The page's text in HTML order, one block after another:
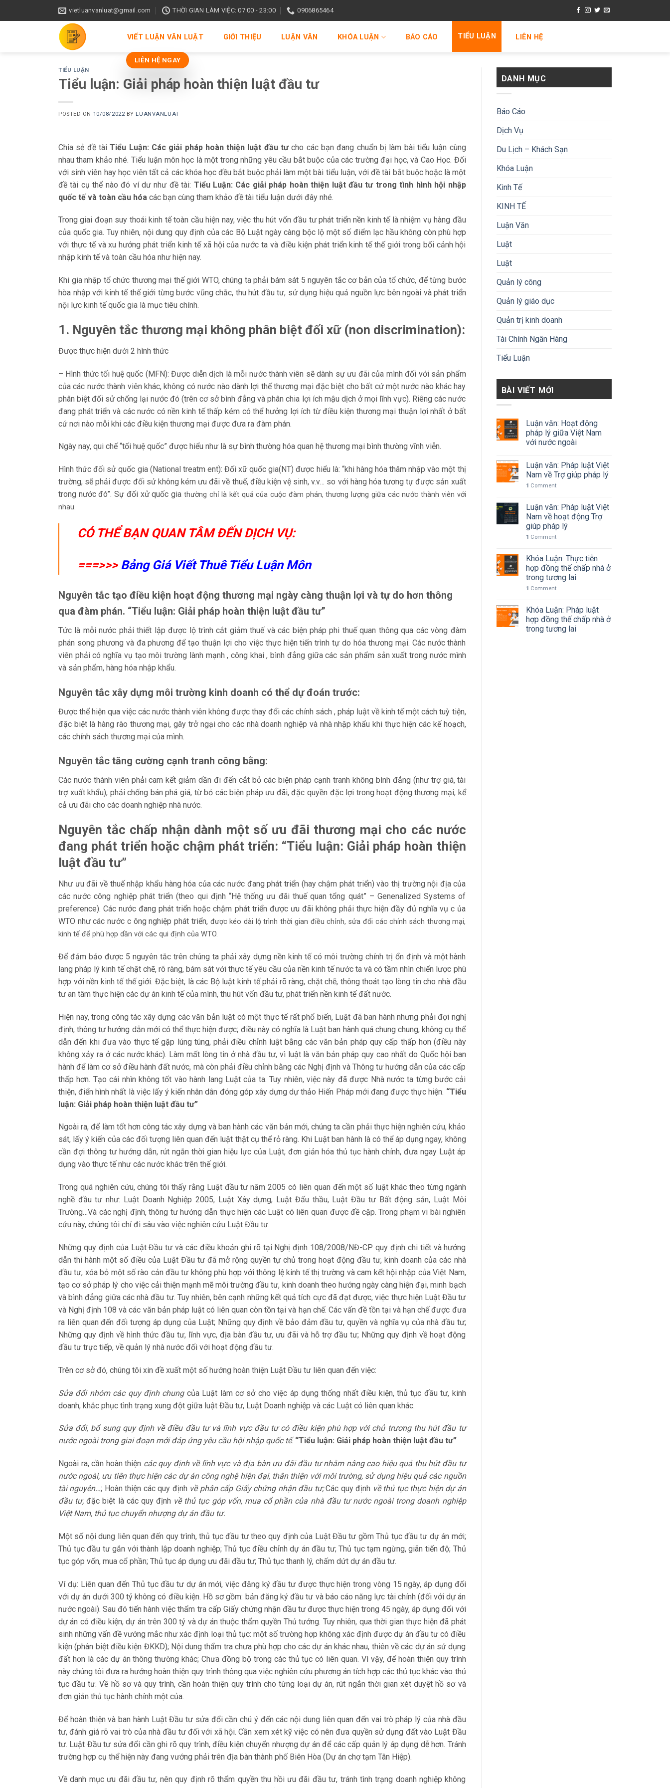
vietluanvanluat@gmail.com THỜI GIAN LÀM VIỆC: 07:00 - 23:00 0906865464
VIẾT LUẬN VĂN LUẬT GIỚI THIỆU LUẬN VĂN KHÓA LUẬN BÁO CÁO TIỂU LUẬN LIÊN HỆ
LIÊN HỆ NGAY
TIỂU LUẬN
Tiểu luận: Giải pháp hoàn thiện luật đầu tư
POSTED ON 10/08/2022 BY LUANVANLUAT
Chia sẻ đề tàiTiểu Luận: Các giải pháp hoàn thiện luật đầu tưcho các bạn đang chuẩn bị làm bài tiểu luận cùng
nhau tham khảo nhé. Tiểu luận môn học là một trong những yêu cầu bắt buộc của các trường đại học, và Cao Học. Đối
với sinh viên hay học viên tất cả các khóa học đều bắt buộc phải làm một bài tiểu luận, với đề tài bắt buộc hoặc là một
đề tài cụ thể nào đó ví dư như đề tài: Tiểu Luận: Các giải pháp hoàn thiện luật đầu tư trong tình hình hội nhập
quốc tế và toàn cầu hóa các bạn cùng tham khảo đề tài tiểu luận dưới đây nhé.
Trong giai đoạn suy thoái kinh tế toàn cầu hiện nay, việc thu hút vốn đầu tư phát triển nền kinh tế là nhiệm vụ hàng đầu
của quốc gia. Tuy nhiên, nội dung quy định của các Bộ Luật ngày càng bộc lộ một số điểm lạc hầu không còn phù hợp
với thực tế và xu hướng phát triển kinh tế xã hội của nước ta và điều kiện phát triển kinh tế thế giới trong bối cảnh hội
nhập kinh tế và toàn cầu hóa như hiện nay.
Khi gia nhập tổ chức thương mại thế giới WTO, chúng ta phải bám sát 5 nguyên tắc cơ bản của tổ chức, để từng bước
hòa nhập với kinh tế thế giới từng bước vũng chắc, thu hút đầu tư, sử dụng hiệu quả nguồn lực bên ngoài và phát triển
nội lực kinh tế quốc gia là mục tiêu chính.
1. Nguyên tắc thương mại không phân biệt đối xữ (non discrimination):
Được thực hiện dưới 2 hình thức
– Hình thức tối huệ quốc (MFN): Được diễn dịch là mỗi nước thành viên sẽ dành sự ưu đãi của mình đối với sản phẩm
của các nước thành viên khác, không có nước nào dành lợi thế thương mại đặc biệt cho bất cứ một nước nào khác hay
phân biệt đối sử chống lại nước đó (trên cơ sở bình đẳng và phân chia lợi ích mậu dịch ở mọi lĩnh vực). Riêng các nước
đang phát triển và các nước có nền kinh tế thấp kém có thể hưởng lợi ích từ điều kiện thương mại thuận lợi nhất ở bất
cứ nơi nào mỗi khi các điều kiện thương mại được đưa ra đàm phán.
Ngày nay, qui chế “tối huệ quốc” được hiểu như là sự bình thường hóa quan hệ thương mại bình thường vĩnh viễn.
Hình thức đối sử quốc gia (National treatm ent): Đối xữ quốc gia(NT) được hiểu là: “khi hàng hóa thâm nhập vào một thị
trường, sẽ phải được đối sử không kém ưu đãi về thuế, điều kiện vệ sinh, v.v… so với hàng hóa tương tự được sản xuất
trong nước đó”. Sự đối xử quốc gia thường chỉ là kết quả của cuộc đàm phán, thương lượng giữa các nước thành viên với
nhau.
CÓ THỂ BẠN QUAN TÂM ĐẾN DỊCH VỤ:
===>>> Bảng Giá Viết Thuê Tiểu Luận Môn
Nguyên tắc tạo điều kiện hoạt động thương mại ngày càng thuận lợi và tự do hơn thông
qua đàm phán. “Tiểu luận: Giải pháp hoàn thiện luật đầu tư”
Tức là mỗi nước phải thiết lập được lộ trình cắt giảm thuế và các biện pháp phi thuế quan thông qua các vòng đàm
phán song phương và đa phương để tạo thuận lợi cho việc thực hiện tiến trình tự do hóa thương mại. Các nước thành
viên phải có nghĩa vụ tạo môi trường lành mạnh , công khai , bình đẳng giữa các sản phẩm sản xuất trong nước mình
và sản phẩm, hàng hóa nhập khẩu.
Nguyên tắc xây dựng môi trường kinh doanh có thể dự đoán trước:
Được thể hiện qua việc các nước thành viên không được thay đổi các chính sách , pháp luật về kinh tế một cách tuỳ tiện,
đặc biệt là hàng rào thương mại, gây trở ngại cho các nhà doanh nghiệp và nhà nhập khẩu khi thực hiện các kế hoạch,
các chính sách thương mại của mình.
Nguyên tắc tăng cường cạnh tranh công bằng:
Các nước thành viên phải cam kết giảm dần đi đến cắt bỏ các biện pháp cạnh tranh không bình đẳng (như trợ giá, tài
trợ xuất khẩu), phải chống bán phá giá, từ bỏ các biện pháp ưu đãi, đặc quyền đặc lợi trong hoạt động thương mại, kể
cả ưu đãi cho các doanh nghiệp nhà nước.
Nguyên tắc chấp nhận dành một số ưu đãi thương mại cho các nước
đang phát triển hoặc chậm phát triển: “Tiểu luận: Giải pháp hoàn thiện
luật đầu tư”
Như ưu đãi về thuế nhập khẩu hàng hóa của các nước đang phát triển (hay chậm phát triển) vào thị trường nội địa của
các nước công nghiệp phát triển (theo qui định “Hệ thống ưu đãi thuế quan tổng quát” – Genenalized Systems of
preference). Các nước đang phát triển hoặc chậm phát triển được ưu đãi không phải thực hiện đầy đủ nghĩa vụ c ủa
WTO như các nước c ông nghiệp phát triển, được kéo dài lộ trình thời gian điều chỉnh, sửa đổi các chính sách thương mại,
kinh tế để phù hợp dần với các qui định của WTO.
Để đảm bảo được 5 nguyên tắc trên chúng ta phải xây dựng nền kinh tế có môi trường chính trị ổn định và một hành
lang pháp lý kinh tế chặt chẽ, rõ ràng, bám sát với thực tế yêu cầu của nền kinh tế nước ta và có tầm nhìn chiến lược phù
hợp với nền kinh tế thế giới. Đặc biệt, là các Bộ luật kinh tế phải rõ ràng, chặt chẽ, thông thoát tạo lòng tin cho nhà đầu
tư an tâm thực hiện các dự án kinh tế của mình, thu hút vốn đầu tư, phát triển nền kinh tế đất nước.
Hiện nay, trong công tác xây dựng các văn bản luật có một thực tế rất phổ biến, Luật đã ban hành nhưng phải đợi nghị
định, thông tư hướng dẫn mới có thể thực hiện được; điều này có nghĩa là Luật ban hành quá chung chung, không cụ thể
dẫn đến khi đưa vào thực tế gặp lúng túng, phải điều chỉnh luật bằng các văn bản pháp quy cấp thấp hơn (điều này
không xảy ra ở các nước khác). Làm mất lòng tin ở nhà đầu tư, vì luật là văn bản pháp quy cao nhất do Quốc hội ban
hành để làm cơ sở điều hành đất nước, mà còn phải điều chỉnh bằng các Nghị định và Thông tư hướng dẫn của các cấp
thấp hơn. Tạo cái nhìn không tốt vào hành lang Luật của ta. Tuy nhiên, việc này đã được Nhà nước ta từng bước cải
thiện, điển hình nhất là việc lấy ý kiến nhân dân đóng góp xây dựng dự thảo Hiến Pháp mới đang được thực hiện. “Tiểu
luận: Giải pháp hoàn thiện luật đầu tư”
Ngoài ra, để làm tốt hơn công tác xây dựng và ban hành các văn bản mới, chúng ta cần phải thực hiện nghiên cứu, khảo
sát, lấy ý kiến của các đối tượng liên quan đến luật thật cụ thể rỏ ràng. Khi Luật ban hành là có thể áp dụng ngay, không
cần đợi thông tư hướng dẫn, rút ngắn thời gian hiệu lực của Luật, đơn giản hóa thủ tục hành chính, đưa ngay Luật áp
dụng vào thực tế như các nước khác trên thế giới.
Trong quá nghiên cứu, chúng tôi thấy rằng Luật đầu tư năm 2005 có liên quan đến một số luật khác theo từng ngành
nghề đầu tư như: Luật Doanh Nghiệp 2005, Luật Xây dựng, Luật Đấu thầu, Luật Đầu tư Bất động sản, Luật Môi
Trường…Và các nghị định, thông tư hướng dẫn thực hiện các Luật có liên quan được đề cập. Trong phạm vi bài nghiên
cứu này, chúng tôi chỉ đi sâu vào việc nghiên cứu Luật Đầu tư.
Những quy định của Luật Đầu tư và các điều khoản ghi rõ tại Nghị định 108/2008/NĐ-CP quy định chi tiết và hướng
dẫn thi hành một số điều của Luật Đầu tư đã mở rộng quyền tự chủ trong hoạt động đầu tư, kinh doanh của các nhà
đầu tư, xóa bỏ một số rào cản đầu tư không phù hợp với thông lệ kinh tế thị trường và cam kết hội nhập của Việt Nam,
tạo cơ sở pháp lý cho việc cải thiện mạnh mẽ môi trường đầu tư, kinh doanh theo hướng ngày càng hiện đại, minh bạch
và bình đẳng giữa các nhà đầu tư. Tuy nhiên, bên cạnh những kết quả tích cực đã đạt được, việc thực hiện Luật Đầu tư
và Nghị định 108 và các văn bản pháp luật có liên quan còn tồn tại và hạn chế. Các vấn đề tồn tại và hạn chế được đưa
ra liên quan đến đối tượng áp dụng của Luật; Những quy định về bảo đảm đầu tư, quyền và nghĩa vụ của nhà đầu tư;
Những quy định về hình thức đầu tư, lĩnh vực, địa bàn đầu tư, ưu đãi và hỗ trợ đầu tư; Những quy định về hoạt động
đầu tư trực tiếp, về quản lý nhà nước đối với hoạt động đầu tư.
Trên cơ sở đó, chúng tôi xin đề xuất một số hướng hoàn thiện Luật Đầu tư liên quan đến việc:
Sửa đổi nhóm các quy định chungcủa Luật làm cơ sở cho việc áp dụng thống nhất điều kiện, thủ tục đầu tư, kinh
doanh, khắc phục tình trạng xung đột giữa luật Đầu tư, Luật Doanh nghiệp và các Luật có liên quan khác.
Sửa đổi, bổ sung quy định về điều đầu tư và lĩnh vực đầu tư có điều kiện phù hợp với chủ trương thu hút đầu tư
nước ngoài trong giai đoạn mới đáp ứng yêu cầu hội nhập quốc tế. “Tiểu luận: Giải pháp hoàn thiện luật đầu tư”
Ngoài ra, cần hoàn thiện các quy định về lĩnh vực và địa bàn ưu đãi đầu tư nhằm nâng cao hiệu quả thu hút đầu tư
nước ngoài, ưu tiên thực hiện các dự án công nghệ hiện đại, thân thiện với môi trường, sử dụng hiệu quả các nguồn
tài nguyên…; Hoàn thiện các quy định về phân cấp Giấy chứng nhận đầu tư;Các quy định về thủ tục thực hiện dự án
đầu tư, đặc biệt là các quy định về thủ tục góp vốn, mua cổ phần của nhà đầu tư nước ngoài trong doanh nghiệp
Việt Nam, thủ tục chuyển nhượng dự án đầu tư.
Một số nội dung liên quan đến quy trình, thủ tục đầu tư theo quy định của Luật Đầu tư gồm Thủ tục đầu tư dự án mới;
Thủ tục đầu tư gắn với thành lập doanh nghiệp; Thủ tục điều chỉnh dự án đầu tư; Thủ tục tạm ngừng, giãn tiến độ; Thủ
tục góp vốn, mua cổ phần; Thủ tục áp dụng ưu đãi đầu tư; Thủ tục thanh lý, chấm dứt dự án đầu tư.
Ví dụ: Liên quan đến Thủ tục đầu tư dự án mới, việc đăng ký đầu tư được thực hiện trong vòng 15 ngày, áp dụng đối
với dự án dưới 300 tỷ không có điều kiện. Hồ sơ gồm: bản đăng ký đầu tư và báo cáo năng lực tài chính (đối với dự án
nước ngoài). Sau đó tiến hành việc thẩm tra cấp Giấy chứng nhận đầu tư được thực hiện trong 45 ngày, áp dụng đối với
dự án có điều kiện, dự án trên 300 tỷ và dự án thuộc thẩm quyền Thủ tướng. Tuy nhiên, qua thời gian thực hiện đã phát
sinh những vấn đề vướng mắc như xác định loại thủ tục: một số trường hợp không xác định được dự án đầu tư có điều
kiện (phân biệt điều kiện ĐKKD); Nội dung thẩm tra chưa phù hợp cho các dự án khác nhau, thiên về các dự án sử dụng
đất hơn là các dự án thông thường khác; Chưa đồng bộ trong các thủ tục có liên quan. Vì vậy, để hoàn thiện quy trình
này chúng tôi đưa ra hướng hoàn thiện quy trình thông qua việc nghiên cứu phương án tích hợp các thủ tục khác vào thủ
tục đầu tư. Về hồ sơ và quy trình, cần hoàn thiện quy trình cho từng loại dự án, rút ngắn thời gian xét duyệt hồ sơ và
đơn giản thủ tục hành chính một của.
Để hoàn thiện và ban hành Luật Đầu tư sửa đổi cần chú ý đến các nội dung liên quan đến vai trò pháp lý của nhà đầu
tư, đánh giá rõ vai trò của nhà đầu tư đối với xã hội. Cần xem xét kỹ việc có nên đưa quyền sử dụng đất vào Luật Đầu
tư. Luật Đầu tư sửa đổi cần ghi rõ quy trình, điều kiện chuyển nhượng dự án để các cấp quản lý áp dụng dễ hơn. Tránh
trường hợp cụ thể hiện này đang vướng phải trên địa bàn thành phố Biên Hòa (Dự án chợ tạm Tân Hiệp).
Về danh mục ưu đãi đầu tư, nên quy định rõ thẩm quyền thu hồi ưu đãi đầu tư, tránh tình trạng doanh nghiệp không
DANH MỤC
Báo Cáo
Dịch Vụ
Du Lịch – Khách Sạn
Khóa Luận
Kinh Tế
KINH TẾ
Luận Văn
Luật
Luật
Quản lý công
Quản lý giáo dục
Quản trị kinh doanh
Tài Chính Ngân Hàng
Tiểu Luận
BÀI VIẾT MỚI
Luận văn: Hoạt động
pháp lý giữa Việt Nam
với nước ngoài
Luận văn: Pháp luật Việt
Nam về Trợ giúp pháp lý
1 Comment
Luận văn: Pháp luật Việt
Nam về hoạt động Trợ
giúp pháp lý
1 Comment
Khóa Luận: Thực tiễn
hợp đồng thế chấp nhà ở
trong tương lai
1 Comment
Khóa Luận: Pháp luật
hợp đồng thế chấp nhà ở
trong tương lai